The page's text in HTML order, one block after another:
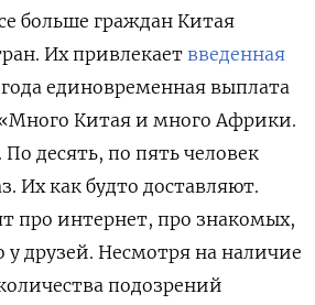
больше граждан Китая
Их привлекает введенная
единовременная выплата
Китая и много Африки.
десять, по пять человек
Их как будто доставляют.
про интернет, про знакомых,
у друзей. Несмотря на наличие
подозрений